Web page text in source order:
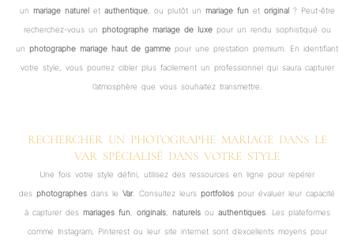
un mariage naturelet authentique, ou plutôt un mariage funet original? Peut-être
recherchez-vous un photographe mariage de luxepour un rendu sophistiqué ou
un photographe mariage haut de gamme pour une prestation premium. En identifiant
votre style, vous pourrez cibler plus facilement un professionnel qui saura capturer
l’atmosphère que vous souhaitez transmettre.
RECHERCHER UN PHOTOGRAPHE MARIAGE DANS LE
VAR SPÉCIALISÉ DANS VOTRE STYLE
Une fois votre style défini, utilisez des ressources en ligne pour repérer
des photographes dans le Var. Consultez leurs portfolios pour évaluer leur capacité
à capturer des mariages fun, originals, naturelsou authentiques. Les plateformes
comme Instagram, Pinterest ou leur site internet sont d’excellents moyens pour